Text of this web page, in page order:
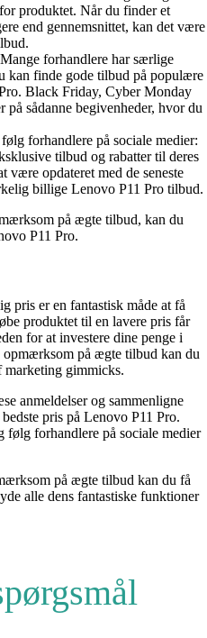
produktet. Når du finder et
end gennemsnittet, kan det være
forhandlere har særlige
kan finde gode tilbud på populære
Black Friday, Cyber Monday
på sådanne begivenheder, hvor du
forhandlere på sociale medier:
tilbud og rabatter til deres
være opdateret med de seneste
billige Lenovo P11 Pro tilbud.
på ægte tilbud, kan du
P11 Pro.
pris er en fantastisk måde at få
produktet til en lavere pris får
for at investere dine penge i
på ægte tilbud kan du
gimmicks.
anmeldelser og sammenligne
pris på Lenovo P11 Pro.
følg forhandlere på sociale medier
på ægte tilbud kan du få
alle dens fantastiske funktioner